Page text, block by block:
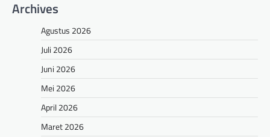
Archives
Agustus 2026
Juli 2026
Juni 2026
Mei 2026
April 2026
Maret 2026